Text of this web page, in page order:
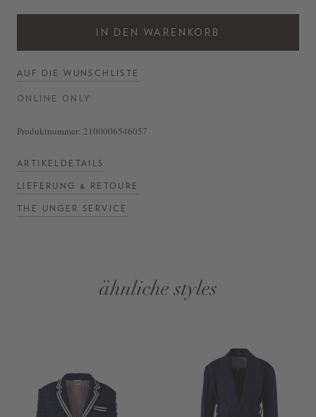
IN DEN WARENKORB
AUF DIE WUNSCHLISTE
ONLINE ONLY
Produktnummer: 2100006546057
ARTIKELDETAILS
LIEFERUNG & RETOURE
THE UNGER SERVICE
ähnliche styles